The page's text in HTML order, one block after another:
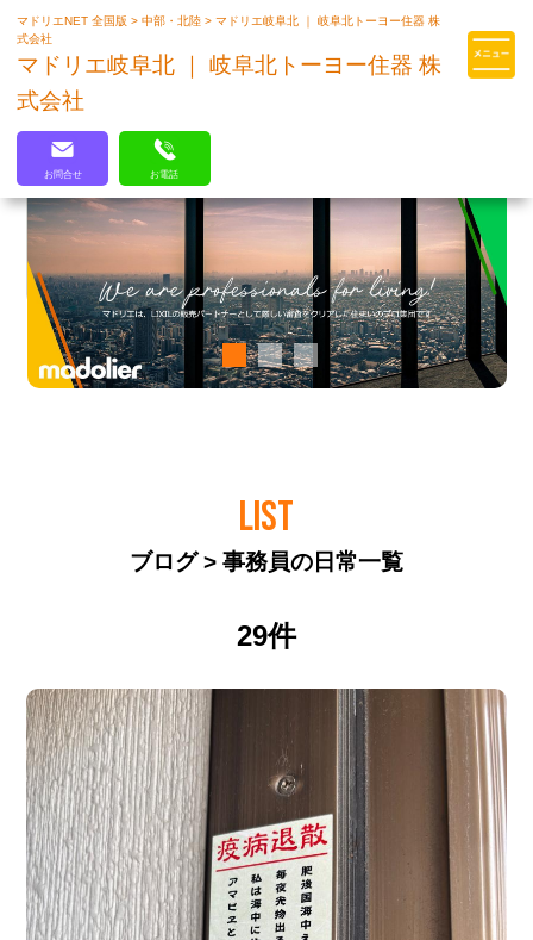
マドリエはLIXILの厳しい基準を
マドリエNET 全国版>中部・北陸>マドリエ岐阜北 ｜ 岐阜北トーヨー住器 株
式会社
マドリエ岐阜北 ｜ 岐阜北トーヨー住器 株
式会社
お問合せ お電話
LIST
ブログ > 事務員の日常一覧
29件